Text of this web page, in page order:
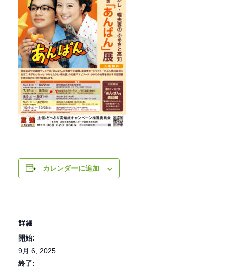
カレンダーに追加
詳細
開始:
9月 6, 2025
終了: